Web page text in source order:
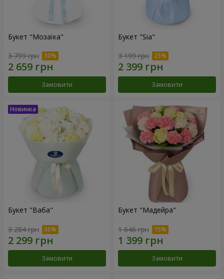
Букет "Мозаїка"
3 799 грн
Замовити
Букет "Sia"
3 199 грн
Замовити
Букет "Ваба"
3 284 грн
Замовити
Букет "Мадейра"
1 646 грн
Замовити